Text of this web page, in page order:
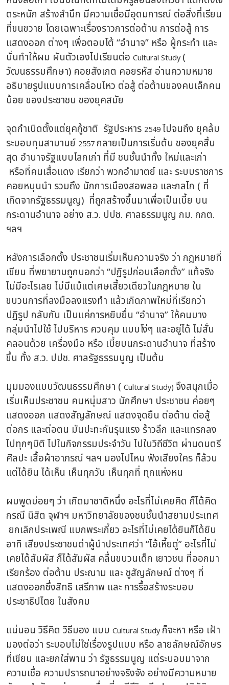
ตระหนัก สร้างสำนึก มีความเชื่อมีอุดมการณ์ ต่อสิ่งที่เรียน
ที่ขนขวาย โดยเฉพาะเรื่องราวการต่อต้าน การต่อสู้ การ
แสดงออก ต่างๆ เพื่อตอบโต้ “อำนาจ” หรือ ผู้กระทำ และ
นั่นทำให้ผม ผันตัวเองไปเรียนต่อ Cultural Study(
วัฒนธรรมศึกษา) คอยสังเกต คอยรหัส อ่านความหมาย
อธิบายรูปแบบการเคลื่อนไหว ต่อสู้ ต่อต้านของคนเล็กคน
น้อย ของประชาชน ของยุคสมัย
จุดกำเนิดตั้งแต่ยุคกู้ชาติ รัฐประหาร 2549ไปจนถึง ยุคล้ม
ระบอบทุนสามานย์ 2557 กลายเป็นการเริ่มต้น ของยุคสิ้น
สุด อำนาจรัฐแบบโลกเก่า ที่มี ชนชั้นนำทั้ง ใหม่และเก่า
หรือที่คนเสื้อแดง เรียกว่า พวกอำมาตย์ และ ระบบราชการ
คอยหนุนนำ รวมถึง นักการเมืองสอพลอ และกลไก ( ที่
เกิดจากรัฐธรรมนูญ) ที่ถูกสร้างขึ้นมาเพื่อเป็นเบี้ย บน
กระดานอำนาจ อย่าง ส.ว. ปปช. ศาลธรรมนูญ กม. กกต.
ฯลฯ
หลังการเลือกตั้ง ประชาชนเริ่มเห็นความจริง ว่า กฎหมายที่
เขียน ที่พยายามถูกบอกว่า “ปฏิรูปก่อนเลือกตั้ง” แท้จริง
ไม่มีอะไรเลย ไม่มีแม้แต่เศษเสี้ยวเดียวในกฎหมาย ใน
ขบวนการที่ลงมือลงแรงทำ แล้วเกิดภาพใหม่ที่เรียกว่า
ปฏิรูป กลับกัน เป็นแค่การหยิบยื่น “อำนาจ” ให้คนบาง
กลุ่มนำไปใช้ ไปบริหาร ควบคุม แบบโง่ๆ และอยู่ได้ ไม่สั่น
คลอนด้วย เครื่องมือ หรือ เบี้ยบนกระดานอำนาจ ที่สร้าง
ขึ้น ทั้ง ส.ว. ปปช. ศาลรัฐธรรมนูญ เป็นต้น
มุมมองแบบวัฒนธรรมศึกษา ( Cultural Study) จึงสนุกเมื่อ
เริ่มเห็นประชาชน คนหนุ่มสาว นักศึกษา ประชาชน ค่อยๆ
แสดงออก แสดงสัญลักษณ์ แสดงจุดยืน ต่อต้าน ต่อสู้
ต่อกร และต่อตน มันปะทะกันรุนแรง ร้าวลึก และแทรกลง
ไปทุกๆมิติ ไปในกิจกรรมประจำวัน ไปในวิถีชีวิต ผ่านดนตรี
ศิลปะ เสื้อผ้าอาภรณ์ ฯลฯ มองไปไหน ฟังเสียงใคร ก็ล้วน
แต่ได้ยิน ได้เห็น เห็นทุกวัน เห็นทุกที่ ทุกแห่งหน
ผมพูดบ่อยๆ ว่า เกิดมาชาติหนึ่ง อะไรที่ไม่เคยคิด ก็ได้คิด
กรณี นิสิต จุฬาฯ มหาวิทยาลัยของชนชั้นนำสยามประเทศ
ยกเลิกประเพณี แบกพระเกี้ยว อะไรที่ไม่เคยได้ยินก็ได้ยิน
อาทิ เสียงประชาชนด่าผู้นำประเทศว่า “ไอ้เหี้ยตู่” อะไรที่ไม่
เคยได้สัมผัส ก็ได้สัมผัส คลื่นขบวนเด็ก เยาวชน ที่ออกมา
เรียกร้อง ต่อต้าน ประณาม และ ชูสัญลักษณ์ ต่างๆ ที่
แสดงออกซึ่งสิทธิ เสรีภาพ และ การรื้อสร้างระบอบ
ประชาธิปไตย ในสังคม
แน่นอน วิธีคิด วิธีมอง แบบ Cultural Studyก็จะหา หรือ เฝ้า
มองต่อว่า ระบอบไม่ใช่เรื่องรูปแบบ หรือ ลายลักษณ์อักษร
ที่เขียน และยกใส่พาน ว่า รัฐธรรมนูญ แต่ระบอบมาจาก
ความเชื่อ ความปรารถนาอย่างจริงจัง อย่างมีความหมาย